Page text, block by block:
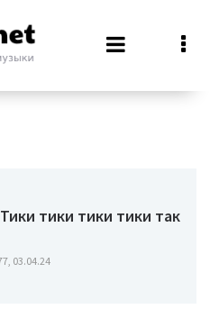
тики тики тики так
03.04.24